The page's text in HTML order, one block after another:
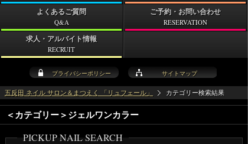
五反田 ネイル サロン＆まつえく 「リュフェール」 カテゴリー検索結果
＜カテゴリー＞ジェルワンカラー
PICKUP NAIL SEARCH
プライバシーポリシー サイトマップ
よくあるご質問
Q&A
ご予約・お問い合わせ
RESERVATION
求人・アルバイト情報
RECRUIT